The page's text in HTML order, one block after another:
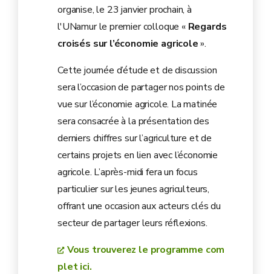
organise, le 23 janvier prochain, à
l'UNamur le premier colloque «Regards
croisés sur l’économie agricole».
Cette journée d’étude et de discussion
sera l’occasion de partager nos points de
vue sur l’économie agricole. La matinée
sera consacrée à la présentation des
derniers chiffres sur l’agriculture et de
certains projets en lien avec l’économie
agricole. L’après-midi fera un focus
particulier sur les jeunes agriculteurs,
offrant une occasion aux acteurs clés du
secteur de partager leurs réflexions.
Vous trouverez le programme com
plet ici.